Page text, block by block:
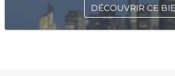
DÉCOUVRIR CE